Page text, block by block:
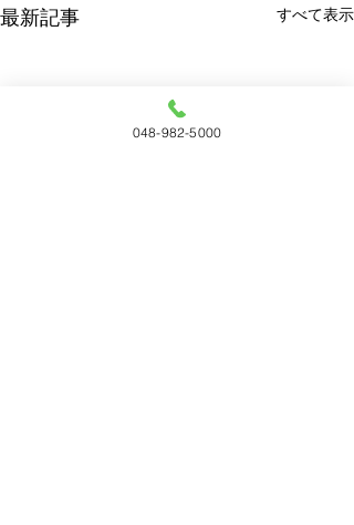
最新記事 すべて表示
048-982-5000